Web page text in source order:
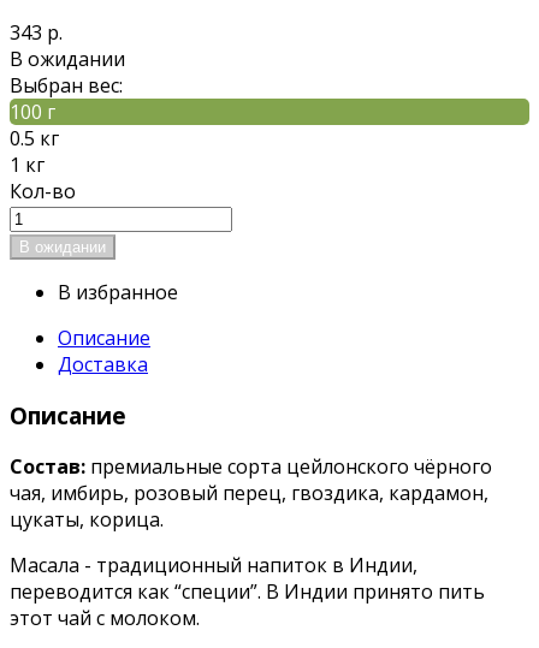
343 р.
В ожидании
Выбран вес:
100 г
0.5 кг
1 кг
Кол-во
В избранное
Описание
Доставка
Описание
Состав: премиальные сорта цейлонского чёрного
чая, имбирь, розовый перец, гвоздика, кардамон,
цукаты, корица.
Масала - традиционный напиток в Индии,
переводится как “специи”. В Индии принято пить
этот чай с молоком.